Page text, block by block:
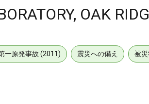
OAK
一原発事故 (2011) 震災への備え 被災